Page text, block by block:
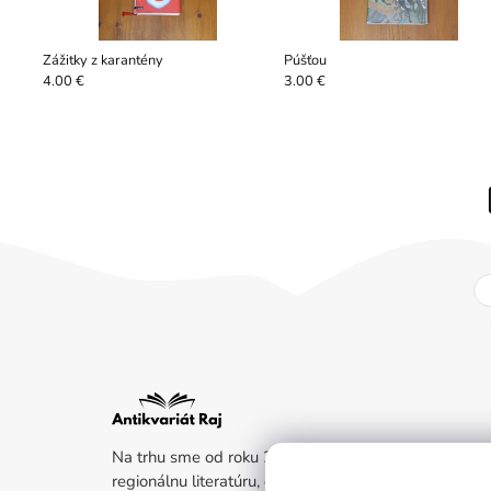
Zážitky z karantény
4.00 €
Púšťou
3.00 €
Na trhu sme od roku 2011. Kladieme dôraz na
regionálnu literatúru, dejiny a životný štýl. Ak ste